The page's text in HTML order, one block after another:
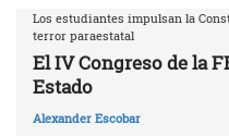
Los estudiantes impulsan la
terror paraestatal
El IV Congreso de la
Estado
Alexander Escobar